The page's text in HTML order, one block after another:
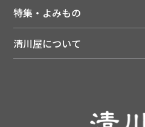
送料について
配達日について
返品について
よくあるご質問（FAQ）
店舗・ECポイント共通アプリ
LINEお友だち登録
会員特典について
注文履歴
特集・よみもの
メディア掲載商品
清川屋のレビューを見る
清川屋について